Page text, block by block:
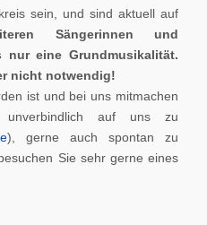
sein, und sind aktuell auf
Sängerinnen und
nur eine Grundmusikalität.
nicht notwendig!
ist und bei uns mitmachen
auf uns zu
), gerne auch spontan zu
Sie sehr gerne eines